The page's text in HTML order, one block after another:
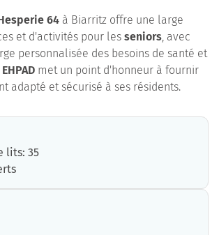
64 à Biarritz offre une large
et d'activités pour les seniors, avec
personnalisée des besoins de santé et
EHPAD met un point d'honneur à fournir
adapté et sécurisé à ses résidents.
lits: 35